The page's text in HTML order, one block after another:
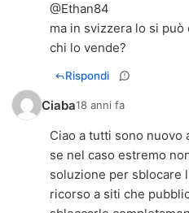
@Ethan84
ma in svizzera lo si
chi lo vende?
Rispondi
Ciaba18 anni fa
Ciao a tutti sono nuovo
se nel caso estremo
soluzione per sblocare
ricorso a siti che